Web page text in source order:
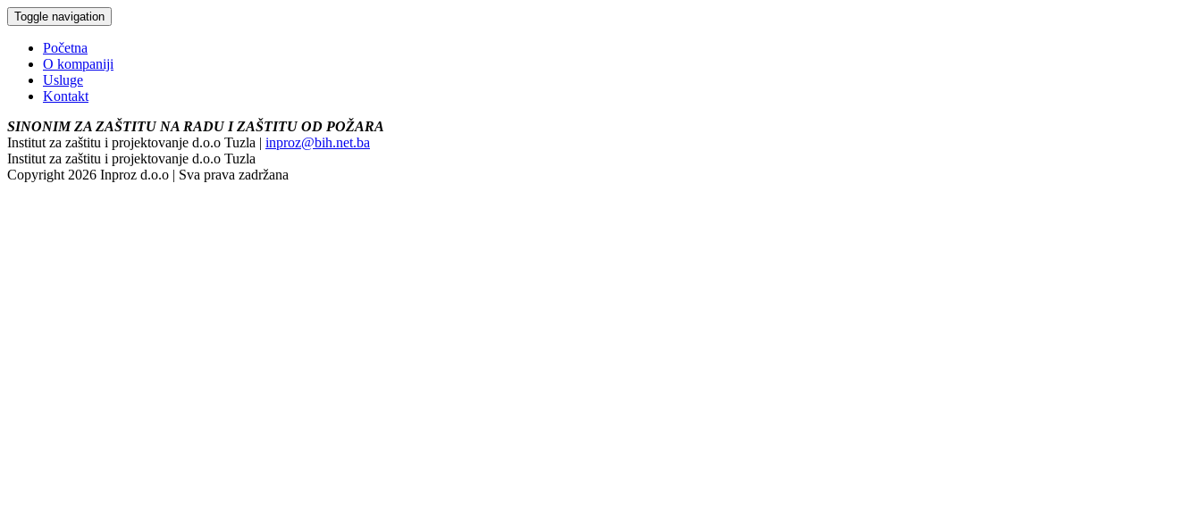
Toggle navigation
Početna
O kompaniji
Usluge
Kontakt
SINONIM ZA ZAŠTITU NA RADU I ZAŠTITU OD POŽARA
Institut za zaštitu i projektovanje d.o.o Tuzla | inproz@bih.net.ba
Institut za zaštitu i projektovanje d.o.o Tuzla
Copyright 2026 Inproz d.o.o | Sva prava zadržana